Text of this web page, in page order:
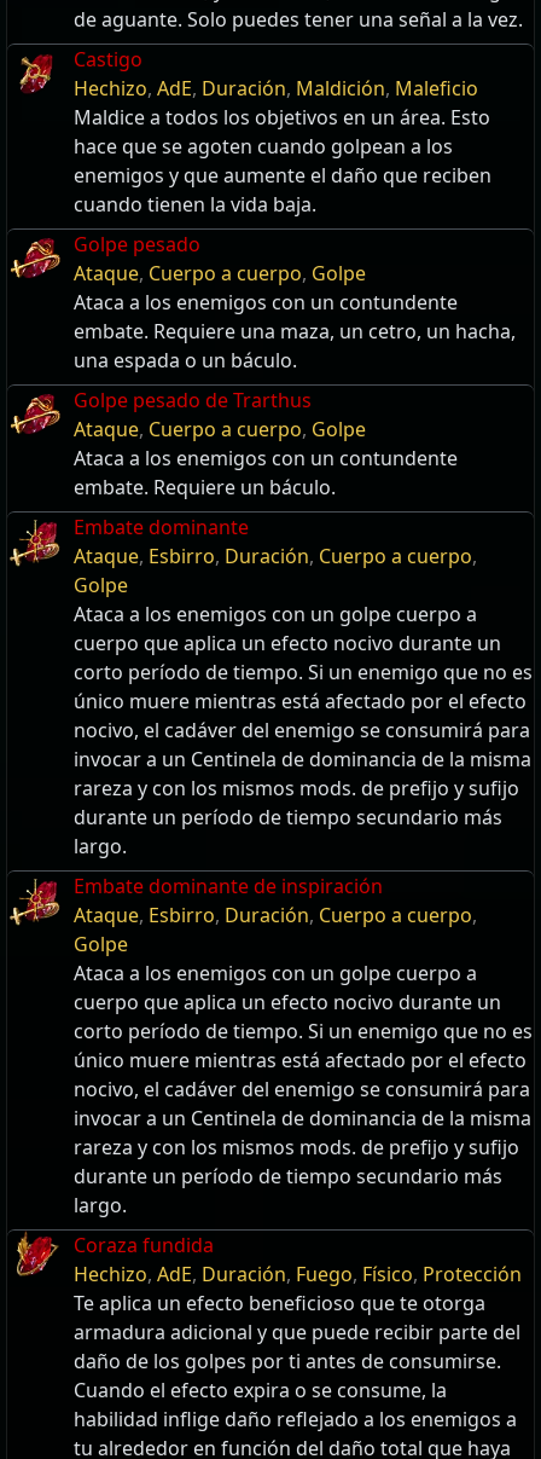
de aguante. Solo puedes tener una señal a la vez.
Castigo
Hechizo, AdE, Duración, Maldición, Maleficio
Maldice a todos los objetivos en un área. Esto
hace que se agoten cuando golpean a los
enemigos y que aumente el daño que reciben
cuando tienen la vida baja.
Golpe pesado
Ataque, Cuerpo a cuerpo, Golpe
Ataca a los enemigos con un contundente
embate. Requiere una maza, un cetro, un hacha,
una espada o un báculo.
Golpe pesado de Trarthus
Ataque, Cuerpo a cuerpo, Golpe
Ataca a los enemigos con un contundente
embate. Requiere un báculo.
Embate dominante
Ataque, Esbirro, Duración, Cuerpo a cuerpo,
Golpe
Ataca a los enemigos con un golpe cuerpo a
cuerpo que aplica un efecto nocivo durante un
corto período de tiempo. Si un enemigo que no es
único muere mientras está afectado por el efecto
nocivo, el cadáver del enemigo se consumirá para
invocar a un Centinela de dominancia de la misma
rareza y con los mismos mods. de prefijo y sufijo
durante un período de tiempo secundario más
largo.
Embate dominante de inspiración
Ataque, Esbirro, Duración, Cuerpo a cuerpo,
Golpe
Ataca a los enemigos con un golpe cuerpo a
cuerpo que aplica un efecto nocivo durante un
corto período de tiempo. Si un enemigo que no es
único muere mientras está afectado por el efecto
nocivo, el cadáver del enemigo se consumirá para
invocar a un Centinela de dominancia de la misma
rareza y con los mismos mods. de prefijo y sufijo
durante un período de tiempo secundario más
largo.
Coraza fundida
Hechizo, AdE, Duración, Fuego, Físico, Protección
Te aplica un efecto beneficioso que te otorga
armadura adicional y que puede recibir parte del
daño de los golpes por ti antes de consumirse.
Cuando el efecto expira o se consume, la
habilidad inflige daño reflejado a los enemigos a
tu alrededor en función del daño total que haya